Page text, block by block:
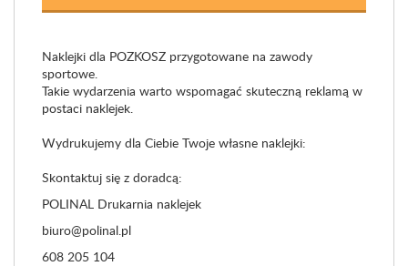
Naklejki dla POZKOSZ przygotowane na zawody
sportowe.
Takie wydarzenia warto wspomagać skuteczną reklamą w
postaci naklejek.
Wydrukujemy dla Ciebie Twoje własne naklejki:
Skontaktuj się z doradcą:
POLINAL Drukarnia naklejek
biuro@polinal.pl
608 205 104